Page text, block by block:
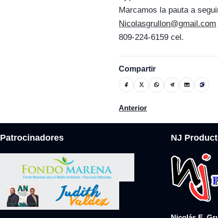
Marcamos la pauta a
Nicolasgrullon@gmail.com
809-224-6159 cel.
Compartir
Artículo anterior: Los
Anterior
Patrocinadores NJ